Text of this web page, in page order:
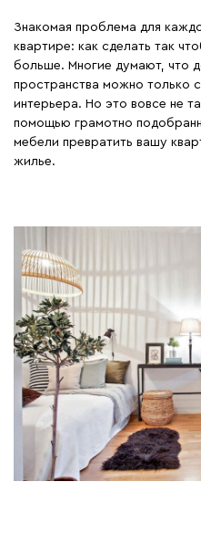
Знакомая проблема для
квартире: как сделать так
больше. Многие думают, что
пространства можно только
интерьера. Но это вовсе не
помощью грамотно
мебели превратить вашу
жилье.